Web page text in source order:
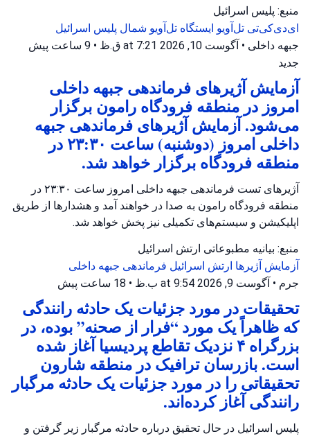
منبع: پلیس اسرائیل
ای‌دی‌کی‌تی تل‌آویو ایستگاه تل‌آویو شمال پلیس اسرائیل
جبهه داخلی • آگوست 10, 2026 at 7:21 ق.ظ • 9 ساعت پیش
جدید
آزمایش آژیرهای فرماندهی جبهه داخلی
امروز در منطقه فرودگاه رامون برگزار
می‌شود. آزمایش آژیرهای فرماندهی جبهه
داخلی امروز (دوشنبه) ساعت ۲۳:۳۰ در
منطقه فرودگاه برگزار خواهد شد.
آژیرهای تست فرماندهی جبهه داخلی امروز ساعت ۲۳:۳۰ در
منطقه فرودگاه رامون به صدا در خواهند آمد و هشدارها از طریق
اپلیکیشن و سیستم‌های تکمیلی نیز پخش خواهد شد.
منبع: بیانیه مطبوعاتی ارتش اسرائیل
آزمایش آژیرها ارتش اسرائیل فرماندهی جبهه داخلی
جرم • آگوست 9, 2026 at 9:54 ب.ظ • 18 ساعت پیش
تحقیقات در مورد جزئیات یک حادثه رانندگی
که ظاهراً یک مورد “فرار از صحنه” بوده، در
بزرگراه ۴ نزدیک تقاطع پردیسیا آغاز شده
است. بازرسان ترافیک در منطقه شارون
تحقیقاتی را در مورد جزئیات یک حادثه مرگبار
رانندگی آغاز کرده‌اند.
پلیس اسرائیل در حال تحقیق درباره حادثه مرگبار زیر گرفتن و